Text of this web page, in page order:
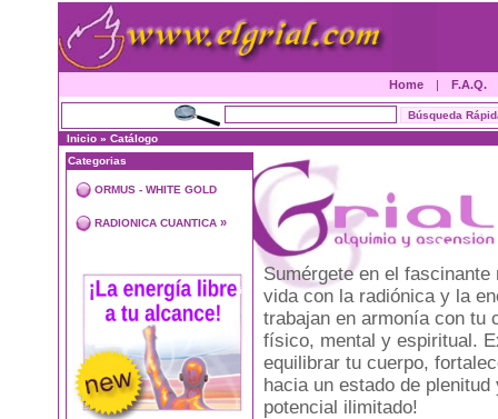
Home | F.A.Q.
Inicio » Catálogo
Categorias
ORMUS - WHITE GOLD
RADIONICA CUANTICA »
Sumérgete en el
vida con la radiónica y la
trabajan en armonía con tu
físico, mental y espiritual.
equilibrar tu cuerpo,
hacia un estado de
potencial ilimitado!